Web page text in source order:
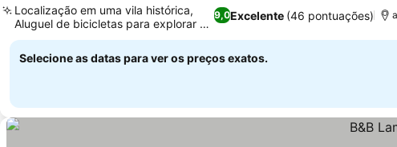
9,0Excelente (46 pontuações)
Localização em uma vila histórica,
Aluguel de bicicletas para explorar a
região
Selecione as datas para ver os preços exatos.